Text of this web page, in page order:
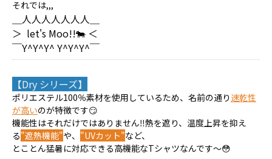
それでは,,,
＿人人人人人人人＿
＞ let's Moo!!🐄 ＜
￣Y^Y^Y^ Y^Y^Y^￣
【Dry シリーズ】
ポリエステル100％素材を使用しているため、名前の通り 速乾性
が高いのが特徴です😏
機能性はそれだけではありません‼️熱を遮り、温度上昇を抑え
る"遮熱機能"や、 "UVカット"など、
とことん猛暑に対応できる高機能なTシャツなんです〜😳